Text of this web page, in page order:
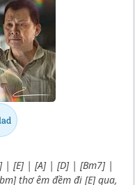
| [E] | [A] | [D] | [Bm7] |
thơ êm đềm đi [E] qua,